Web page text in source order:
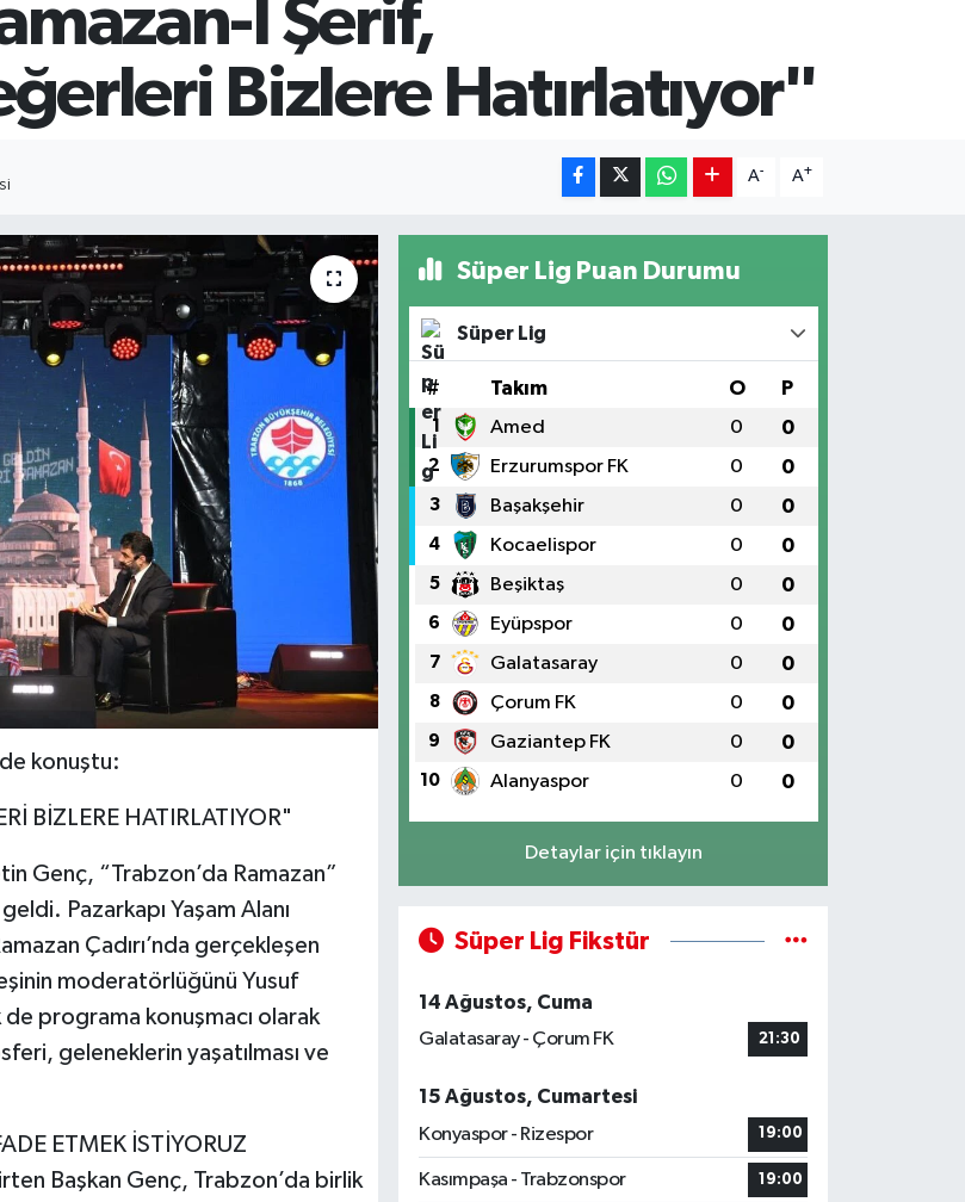
I Şerif,
Bizlere Hatırlatıyor"
A- A+
konuştu:
BİZLERE HATIRLATIYOR"
Genç, “Trabzon’da Ramazan”
Pazarkapı Yaşam Alanı
Çadırı’nda gerçekleşen
moderatörlüğünü Yusuf
programa konuşmacı olarak
geleneklerin yaşatılması ve
ETMEK İSTİYORUZ
Başkan Genç, Trabzon’da birlik
Süper Lig Puan Durumu
Süper Lig
# Takım O P
1 Amed 0 0
2 Erzurumspor FK 0 0
3 Başakşehir 0 0
4 Kocaelispor 0 0
5 Beşiktaş 0 0
6 Eyüpspor 0 0
7 Galatasaray 0 0
8 Çorum FK 0 0
9 Gaziantep FK 0 0
10 Alanyaspor 0 0
Detaylar için tıklayın
Süper Lig Fikstür
14 Ağustos, Cuma
Galatasaray - Çorum FK
21:30
15 Ağustos, Cumartesi
Konyaspor - Rizespor
19:00
Kasımpaşa - Trabzonspor 19:00